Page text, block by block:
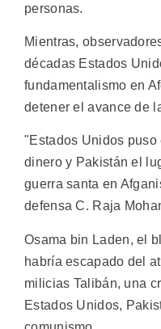
personas.
Mientras,
décadas Estados
fundamentalismo en
detener el avance de
"Estados Unidos puso
dinero y Pakistán el
guerra santa en
defensa C. Raja
Osama bin Laden, el
habría escapado del
milicias Talibán, una
Estados Unidos,